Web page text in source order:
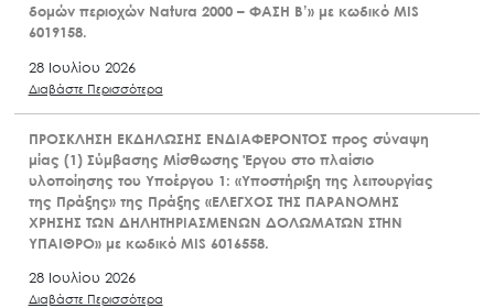
δομών περιοχών Natura 2000 – ΦΑΣΗ Β’» με κωδικό MIS
6019158.
28 Ιουλίου 2026
Διαβάστε Περισσότερα
ΠΡΟΣΚΛΗΣΗ ΕΚΔΗΛΩΣΗΣ ΕΝΔΙΑΦΕΡΟΝΤΟΣ προς σύναψη
μίας (1) Σύμβασης Μίσθωσης Έργου στο πλαίσιο
υλοποίησης του Υποέργου 1: «Υποστήριξη της λειτουργίας
της Πράξης» της Πράξης «ΕΛΕΓΧΟΣ ΤΗΣ ΠΑΡΑΝΟΜΗΣ
ΧΡΗΣΗΣ ΤΩΝ ΔΗΛΗΤΗΡΙΑΣΜΕΝΩΝ ΔΟΛΩΜΑΤΩΝ ΣΤΗΝ
ΥΠΑΙΘΡΟ» με κωδικό MIS 6016558.
28 Ιουλίου 2026
Διαβάστε Περισσότερα